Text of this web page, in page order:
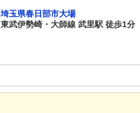
埼玉県春日部市大場
東武伊勢崎・大師線 武里駅 徒歩1分